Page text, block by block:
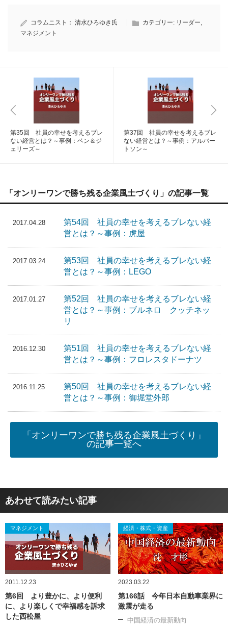
コラムニスト： 清水ひろゆき氏 カテゴリー: リーダー,
マネジメント
第35回 社員の幸せを考えるブレ
ない経営とは？～事例：ベン＆ジ
ェリーズ～
第37回 社員の幸せを考えるブレ
ない経営とは？～事例：アルバー
トソン～
「オンリーワンで勝ち残る企業風土づくり」の記事一覧
2017.04.28
第54回 社員の幸せを考えるブレない経
営とは？～事例：虎屋
2017.03.24
第53回 社員の幸せを考えるブレない経
営とは？～事例：LEGO
2017.01.27
第52回 社員の幸せを考えるブレない経
営とは？～事例：ブルネロ クッチネッ
リ
2016.12.30
第51回 社員の幸せを考えるブレない経
営とは？～事例：フロレスタドーナツ
2016.11.25
第50回 社員の幸せを考えるブレない経
営とは？～事例：御堀堂外郎
「オンリーワンで勝ち残る企業風土づくり」
の記事一覧へ
あわせて読みたい記事
マネジメント
2011.12.23
第6回 より豊かに、より便利
に、より楽しくで幸福感を訴求
した西松屋
経済・株式・資産
2023.03.22
第166話 今年日本自動車業界に
激震が走る
中国経済の最新動向